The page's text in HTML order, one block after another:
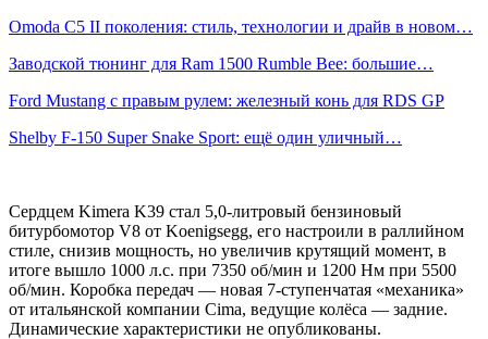
Omoda C5 II поколения: стиль, технологии и драйв в новом…
Заводской тюнинг для Ram 1500 Rumble Bee: большие…
Ford Mustang с правым рулем: железный конь для RDS GP
Shelby F-150 Super Snake Sport: ещё один уличный…
Сердцем Kimera K39 стал 5,0-литровый бензиновый
битурбомотор V8 от Koenigsegg, его настроили в раллийном
стиле, снизив мощность, но увеличив крутящий момент, в
итоге вышло 1000 л.с. при 7350 об/мин и 1200 Нм при 5500
об/мин. Коробка передач — новая 7-ступенчатая «механика»
от итальянской компании Cima, ведущие колёса — задние.
Динамические характеристики не опубликованы.